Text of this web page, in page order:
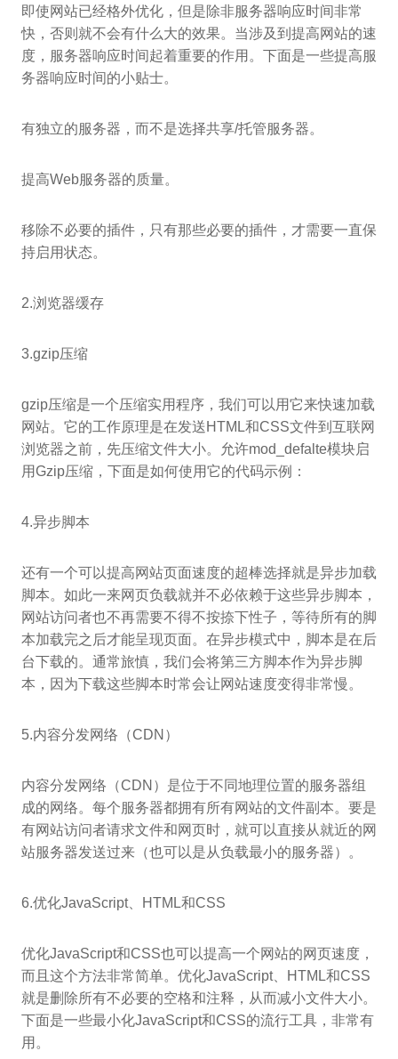
即使网站已经格外优化，但是除非服务器响应时间非常
快，否则就不会有什么大的效果。当涉及到提高网站的速
度，服务器响应时间起着重要的作用。下面是一些提高服
务器响应时间的小贴士。
有独立的服务器，而不是选择共享/托管服务器。
提高Web服务器的质量。
移除不必要的插件，只有那些必要的插件，才需要一直保
持启用状态。
2.浏览器缓存
3.gzip压缩
gzip压缩是一个压缩实用程序，我们可以用它来快速加载
网站。它的工作原理是在发送HTML和CSS文件到互联网
浏览器之前，先压缩文件大小。允许mod_defalte模块启
用Gzip压缩，下面是如何使用它的代码示例：
4.异步脚本
还有一个可以提高网站页面速度的超棒选择就是异步加载
脚本。如此一来网页负载就并不必依赖于这些异步脚本，
网站访问者也不再需要不得不按捺下性子，等待所有的脚
本加载完之后才能呈现页面。在异步模式中，脚本是在后
台下载的。通常旅慎，我们会将第三方脚本作为异步脚
本，因为下载这些脚本时常会让网站速度变得非常慢。
5.内容分发网络（CDN）
内容分发网络（CDN）是位于不同地理位置的服务器组
成的网络。每个服务器都拥有所有网站的文件副本。要是
有网站访问者请求文件和网页时，就可以直接从就近的网
站服务器发送过来（也可以是从负载最小的服务器）。
6.优化JavaScript、HTML和CSS
优化JavaScript和CSS也可以提高一个网站的网页速度，
而且这个方法非常简单。优化JavaScript、HTML和CSS
就是删除所有不必要的空格和注释，从而减小文件大小。
下面是一些最小化JavaScript和CSS的流行工具，非常有
用。